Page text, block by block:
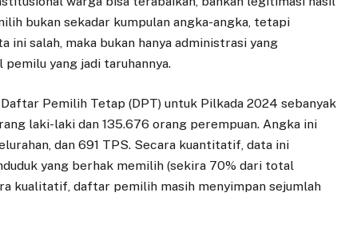
bukan sekadar kumpulan angka-angka, tetapi
ini salah, maka bukan hanya administrasi yang
yang jadi taruhannya.
Pemilih Tetap (DPT) untuk Pilkada 2024 sebanyak
laki-laki dan 135.676 orang perempuan. Angka ini
dan 691 TPS. Secara kuantitatif, data ini
yang berhak memilih (sekira 70% dari total
kualitatif, daftar pemilih masih menyimpan sejumlah